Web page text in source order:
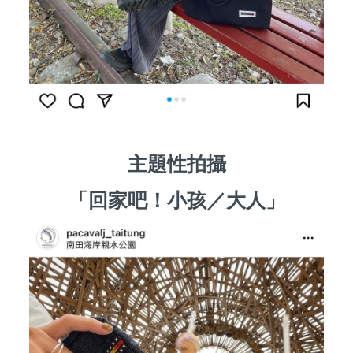
主題性拍攝
「回家吧！小孩／大人」